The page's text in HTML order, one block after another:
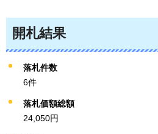
開札結果
落札件数
6件
落札価額総額
24,050円